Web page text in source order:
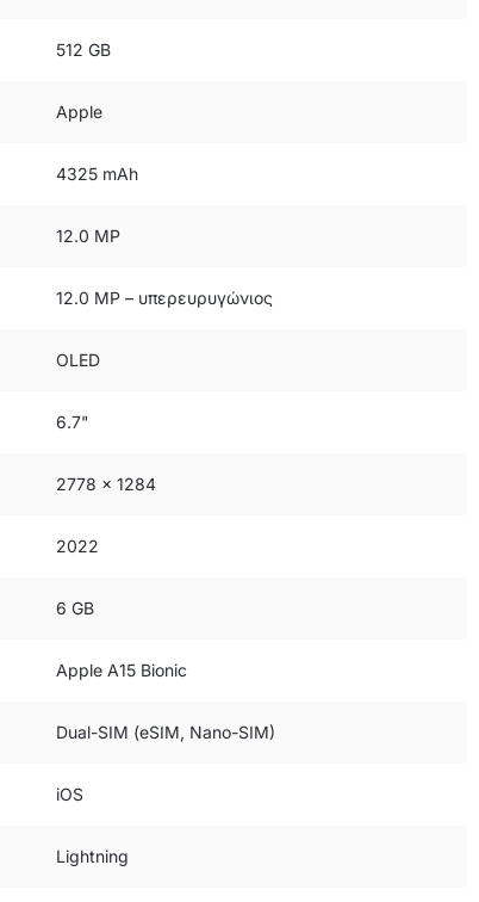
512 GB
Apple
4325 mAh
12.0 MP
12.0 MP – υπερευρυγώνιος
OLED
6.7"
2778 x 1284
2022
6 GB
Apple A15 Bionic
Dual-SIM (eSIM, Nano-SIM)
iOS
Lightning